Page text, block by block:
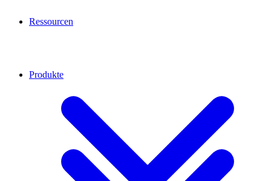
Ressourcen
Produkte